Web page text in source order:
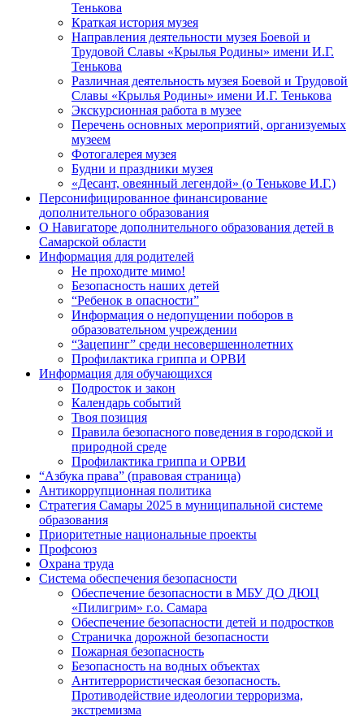
Тенькова
Краткая история музея
Направления деятельности музея Боевой и
Трудовой Славы «Крылья Родины» имени И.Г.
Тенькова
Различная деятельность музея Боевой и Трудовой
Славы «Крылья Родины» имени И.Г. Тенькова
Экскурсионная работа в музее
Перечень основных мероприятий, организуемых
музеем
Фотогалерея музея
Будни и праздники музея
«Десант, овеянный легендой» (о Тенькове И.Г.)
Персонифицированное финансирование
дополнительного образования
О Навигаторе дополнительного образования детей в
Самарской области
Информация для родителей
Не проходите мимо!
Безопасность наших детей
“Ребенок в опасности”
Информация о недопущении поборов в
образовательном учреждении
“Зацепинг” среди несовершеннолетних
Профилактика гриппа и ОРВИ
Информация для обучающихся
Подросток и закон
Календарь событий
Твоя позиция
Правила безопасного поведения в городской и
природной среде
Профилактика гриппа и ОРВИ
“Азбука права” (правовая страница)
Антикоррупционная политика
Стратегия Самары 2025 в муниципальной системе
образования
Приоритетные национальные проекты
Профсоюз
Охрана труда
Система обеспечения безопасности
Обеспечение безопасности в МБУ ДО ДЮЦ
«Пилигрим» г.о. Самара
Обеспечение безопасности детей и подростков
Страничка дорожной безопасности
Пожарная безопасность
Безопасность на водных объектах
Антитеррористическая безопасность.
Противодействие идеологии терроризма,
экстремизма